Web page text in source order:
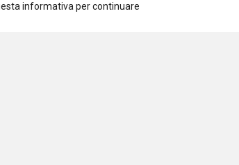
informativa per continuare